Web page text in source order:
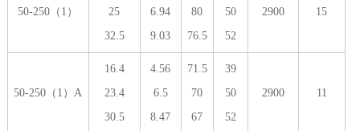
50-250（1）
25
32.5
6.94
9.03
80
76.5
50
52
2900 15
50-250（1）A
16.4
23.4
30.5
4.56
6.5
8.47
71.5
70
67
39
50
52
2900 11